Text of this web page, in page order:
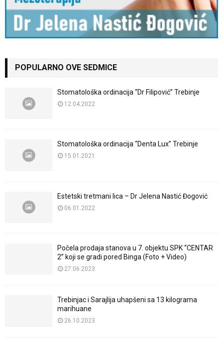
POPULARNO OVE SEDMICE
Stomatološka ordinacija “Dr Filipović” Trebinje
12.04.2022
Stomatološka ordinacija “Denta Lux” Trebinje
15.01.2021
Estetski tretmani lica – Dr Jelena Nastić Đogović
06.01.2022
Počela prodaja stanova u 7. objektu SPK “CENTAR
2” koji se gradi pored Binga (Foto + Video)
27.06.2023
Trebinjac i Sarajlija uhapšeni sa 13 kilograma
marihuane
26.10.2023